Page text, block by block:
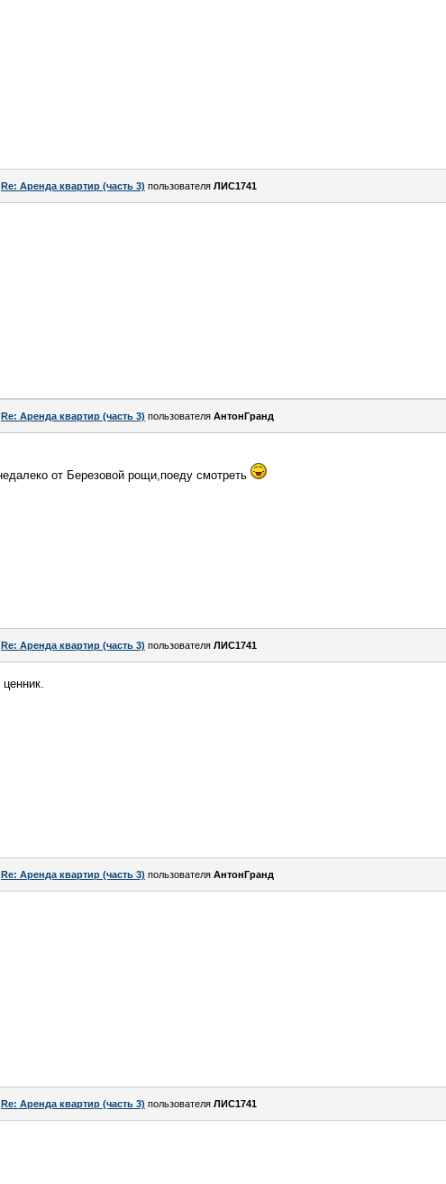
Re: Аренда квартир (часть 3) пользователя ЛИС1741
Re: Аренда квартир (часть 3) пользователя АнтонГранд
от Березовой рощи,поеду смотреть
Re: Аренда квартир (часть 3) пользователя ЛИС1741
Re: Аренда квартир (часть 3) пользователя АнтонГранд
Re: Аренда квартир (часть 3) пользователя ЛИС1741